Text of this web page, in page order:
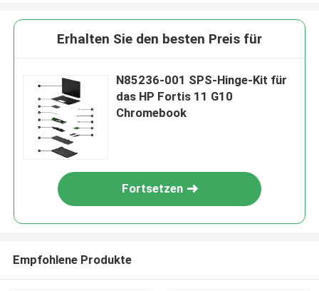
Erhalten Sie den besten Preis für
N85236-001 SPS-Hinge-Kit für
das HP Fortis 11 G10
Chromebook
Fortsetzen
Empfohlene Produkte